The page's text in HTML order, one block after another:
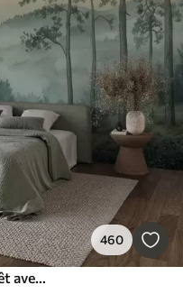
460
Papiers peints panorama de la forêt avec des collines